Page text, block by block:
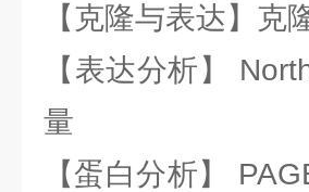
【克隆与表达】
【表达分析】
量
【蛋白分析】